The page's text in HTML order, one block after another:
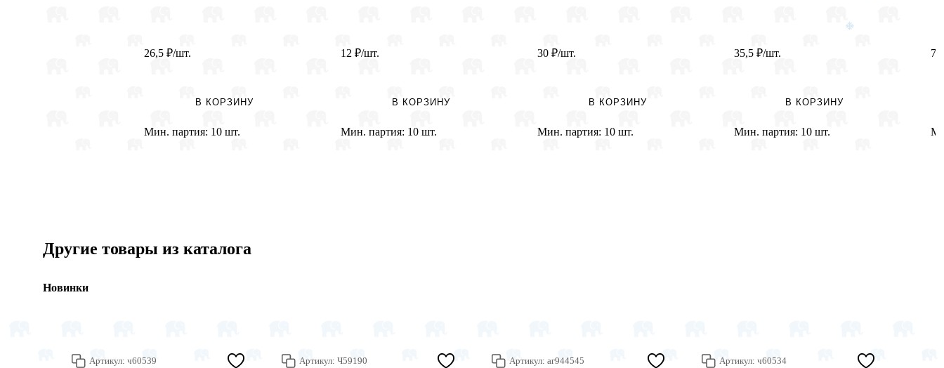
26,5 ₽/шт.
В КОРЗИНУ
Мин. партия: 10 шт.
12 ₽/шт.
В КОРЗИНУ
Мин. партия: 10 шт.
30 ₽/шт.
В КОРЗИНУ
Мин. партия: 10 шт.
35,5 ₽/шт.
В КОРЗИНУ
Мин. партия: 10 шт.
Другие товары из каталога
Новинки
Артикул: ч60539 Артикул: Ч59190 Артикул: аг944545 Артикул: ч60534